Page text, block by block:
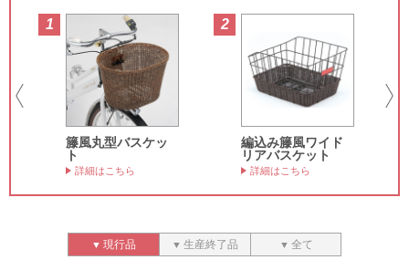
1
籐風丸型バスケッ
ト
詳細はこちら
2
編込み籐風ワイド
リアバスケット
詳細はこちら
現行品 生産終了品 全て